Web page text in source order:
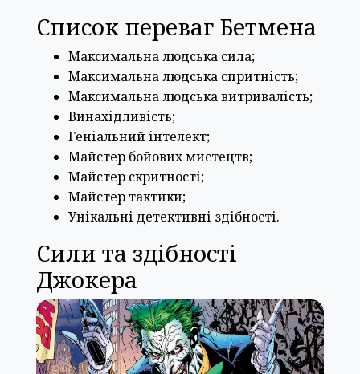
Список переваг Бетмена
Максимальна людська сила;
Максимальна людська спритність;
Максимальна людська витривалість;
Винахідливість;
Геніальний інтелект;
Майстер бойових мистецтв;
Майстер скритності;
Майстер тактики;
Унікальні детективні здібності.
Сили та здібності
Джокера